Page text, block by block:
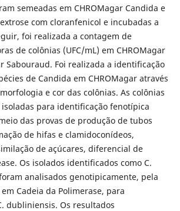
semeadas em CHROMagar Candida e
com cloranfenicol e incubadas a
foi realizada a contagem de
de colônias (UFC/mL) em CHROMagar
Sabouraud. Foi realizada a identificação
de Candida em CHROMagar através
e cor das colônias. As colônias
para identificação fenotípica
das provas de produção de tubos
de hifas e clamidoconídeos,
de açúcares, diferencial de
Os isolados identificados como C.
analisados genotipicamente, pela
Cadeia da Polimerase, para
dubliniensis. Os resultados